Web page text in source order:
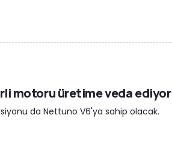
motoru üretime veda ediyor
da Nettuno V6'ya sahip olacak.